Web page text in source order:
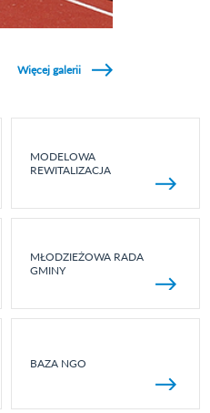
Więcej galerii
MODELOWA
REWITALIZACJA
MŁODZIEŻOWA RADA
GMINY
BAZA NGO